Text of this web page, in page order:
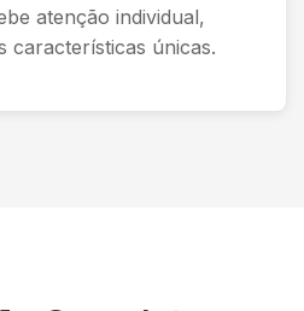
atenção individual,
características únicas.